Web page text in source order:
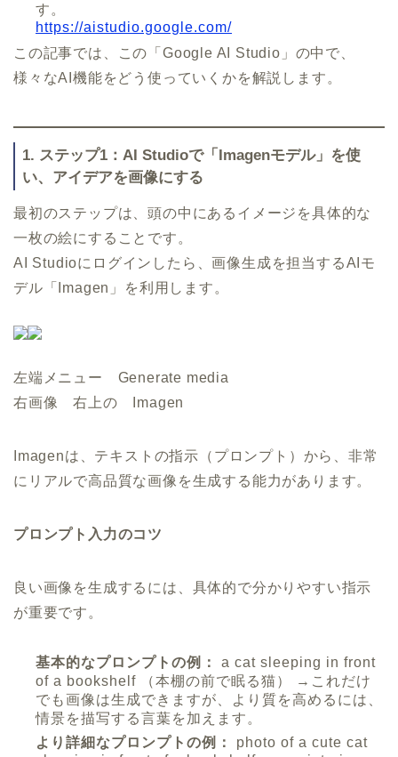
す。
https://aistudio.google.com/
この記事では、この「Google AI Studio」の中で、
様々なAI機能をどう使っていくかを解説します。
1. ステップ1：AI Studioで「Imagenモデル」を使
い、アイデアを画像にする
最初のステップは、頭の中にあるイメージを具体的な
一枚の絵にすることです。
AI Studioにログインしたら、画像生成を担当するAIモ
デル「Imagen」を利用します。
左端メニュー Generate media
右画像 右上の Imagen
Imagenは、テキストの指示（プロンプト）から、非常
にリアルで高品質な画像を生成する能力があります。
プロンプト入力のコツ
良い画像を生成するには、具体的で分かりやすい指示
が重要です。
基本的なプロンプトの例：
a cat sleeping in front
of a bookshelf （本棚の前で眠る猫） →これだけ
でも画像は生成できますが、より質を高めるには、
情景を描写する言葉を加えます。
より詳細なプロンプトの例：
photo of a cute cat